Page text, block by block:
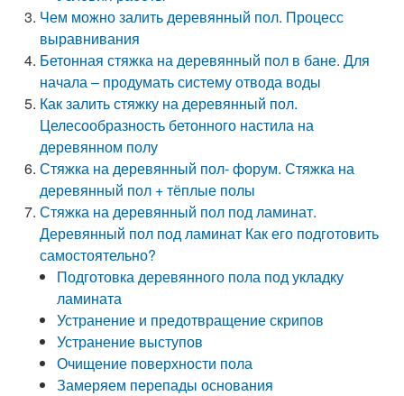
Чем можно залить деревянный пол. Процесс
выравнивания
Бетонная стяжка на деревянный пол в бане. Для
начала – продумать систему отвода воды
Как залить стяжку на деревянный пол.
Целесообразность бетонного настила на
деревянном полу
Стяжка на деревянный пол- форум. Стяжка на
деревянный пол + тёплые полы
Стяжка на деревянный пол под ламинат.
Деревянный пол под ламинат Как его подготовить
самостоятельно?
Подготовка деревянного пола под укладку
ламината
Устранение и предотвращение скрипов
Устранение выступов
Очищение поверхности пола
Замеряем перепады основания